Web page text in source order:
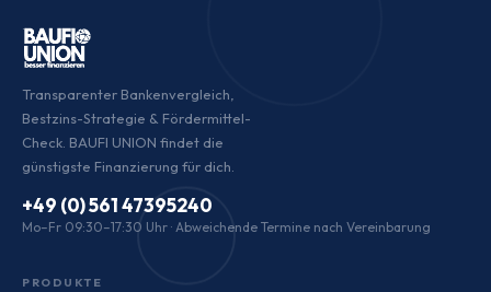
Transparenter Bankenvergleich,
Bestzins-Strategie & Fördermittel-
Check. BAUFI UNION findet die
günstigste Finanzierung für dich.
+49 (0) 561 47395240
Mo–Fr 09:30–17:30 Uhr · Abweichende Termine nach Vereinbarung
PRODUKTE